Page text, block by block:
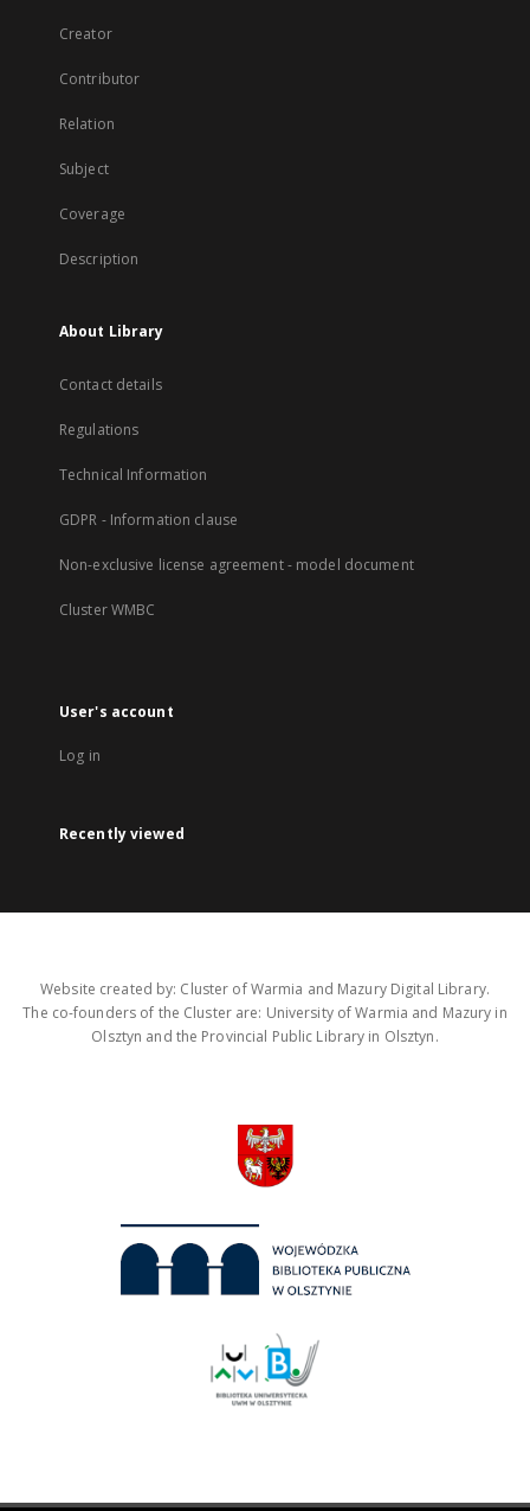
Creator
Contributor
Relation
Subject
Coverage
Description
About Library
Contact details
Regulations
Technical Information
GDPR - Information clause
Non-exclusive license agreement - model document
Cluster WMBC
User's account
Log in
Recently viewed
Website created by: Cluster of Warmia and Mazury Digital Library.
The co-founders of the Cluster are: University of Warmia and Mazury in
Olsztyn and the Provincial Public Library in Olsztyn.